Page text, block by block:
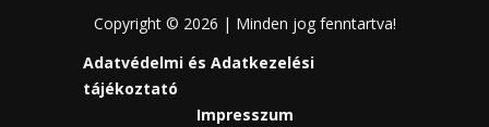
Copyright © 2026 | Minden jog fenntartva!
Adatvédelmi és Adatkezelési
tájékoztató
Impresszum